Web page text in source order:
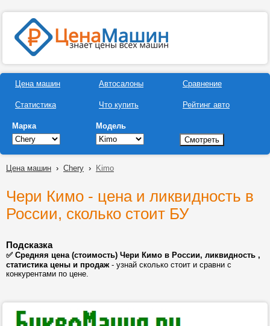
Цена машин
Статистика
Автосалоны
Что купить
Сравнение
Рейтинг авто
Марка Модель
Цена машин › Chery › Kimo
Чери Кимо - цена и ликвидность в
России, сколько стоит БУ
Подсказка
✅ Средняя цена (стоимость) Чери Кимо в России, ликвидность ,
статистика цены и продаж- узнай сколько стоит и сравни с
конкурентами по цене.